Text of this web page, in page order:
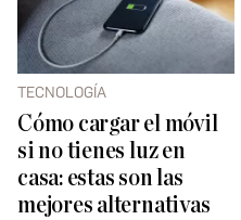
TECNOLOGÍA
Cómo cargar el móvil
si no tienes luz en
casa: estas son las
mejores alternativas